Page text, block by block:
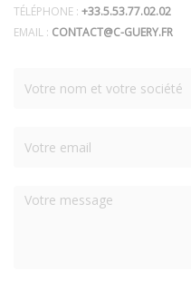
TÉLÉPHONE : +33.5.53.77.02.02
EMAIL : CONTACT@C-GUERY.FR